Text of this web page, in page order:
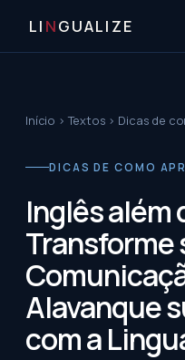
LI NGUALIZE
Início ›Textos › Dicas de
DICAS DE COMO
Inglês além
Transforme
Alavanque
com a